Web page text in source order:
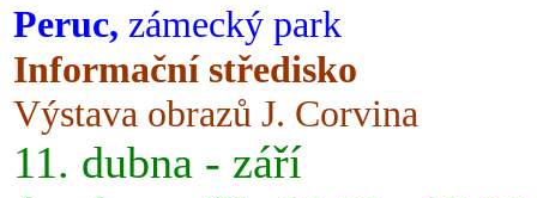
Peruc, zámecký park
Informační středisko
Výstava obrazů J. Corvina
11. dubna - září